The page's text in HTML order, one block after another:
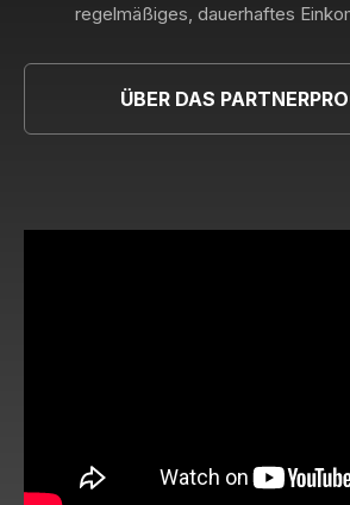
regelmäßiges, dauerhaftes
ÜBER DAS